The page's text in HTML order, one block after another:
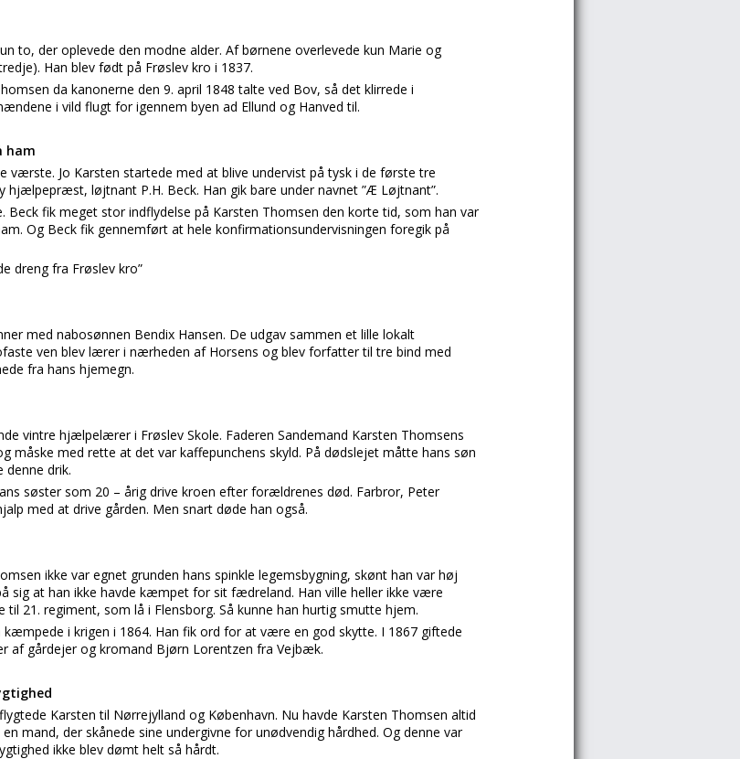
to, der oplevede den modne alder. Af børnene overlevede kun Marie og
Han blev født på Frøslev kro i 1837.
da kanonerne den 9. april 1848 talte ved Bov, så det klirrede i
i vild flugt for igennem byen ad Ellund og Hanved til.
ham
værste. Jo Karsten startede med at blive undervist på tysk i de første tre
hjælpepræst, løjtnant P.H. Beck. Han gik bare under navnet ”Æ Løjtnant”.
Beck fik meget stor indflydelse på Karsten Thomsen den korte tid, som han var
Og Beck fik gennemført at hele konfirmationsundervisningen foregik på
dreng fra Frøslev kro”
med nabosønnen Bendix Hansen. De udgav sammen et lille lokalt
ven blev lærer i nærheden af Horsens og blev forfatter til tre bind med
fra hans hjemegn.
vintre hjælpelærer i Frøslev Skole. Faderen Sandemand Karsten Thomsens
måske med rette at det var kaffepunchens skyld. På dødslejet måtte hans søn
denne drik.
søster som 20 – årig drive kroen efter forældrenes død. Farbror, Peter
med at drive gården. Men snart døde han også.
ikke var egnet grunden hans spinkle legemsbygning, skønt han var høj
sig at han ikke havde kæmpet for sit fædreland. Han ville heller ikke være
21. regiment, som lå i Flensborg. Så kunne han hurtig smutte hjem.
i krigen i 1864. Han fik ord for at være en god skytte. I 1867 giftede
af gårdejer og kromand Bjørn Lorentzen fra Vejbæk.
Karsten til Nørrejylland og København. Nu havde Karsten Thomsen altid
mand, der skånede sine undergivne for unødvendig hårdhed. Og denne var
ikke blev dømt helt så hårdt.